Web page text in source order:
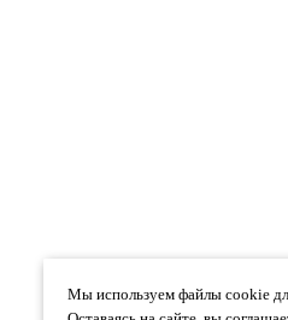
Мы используем файлы cookie